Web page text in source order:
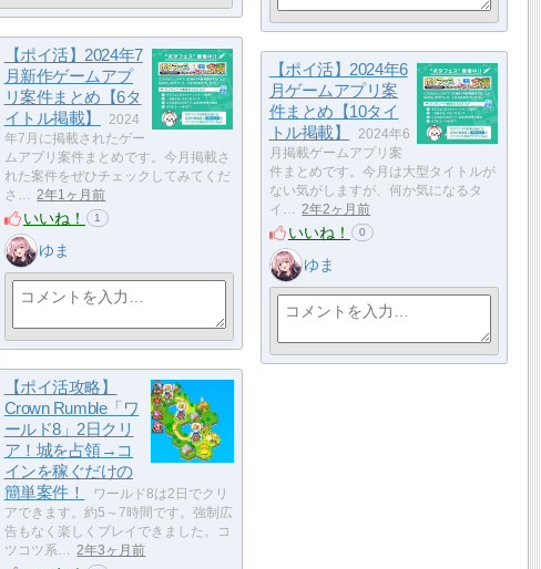
【ポイ活】2024年7
月新作ゲームアプ
リ案件まとめ【6タ
イトル掲載】
2024
年7月に掲載されたゲー
ムアプリ案件まとめです。今月掲載さ
れた案件をぜひチェックしてみてくだ
さ… 2年1ヶ月前
いいね！ 1
ゆま
【ポイ活】2024年6
月ゲームアプリ案
件まとめ【10タイ
トル掲載】
2024年6
月掲載ゲームアプリ案
件まとめです。今月は大型タイトルが
ない気がしますが、何か気になるタ
イ… 2年2ヶ月前
いいね！ 0
ゆま
【ポイ活攻略】
Crown Rumble「ワ
ールド8」2日クリ
ア！城を占領→コ
インを稼ぐだけの
簡単案件！
ワールド8は2日でクリ
アできます。約5～7時間です。強制広
告もなく楽しくプレイできました。コ
ツコツ系… 2年3ヶ月前